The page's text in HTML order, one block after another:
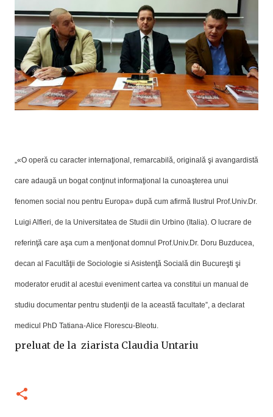
„«O operă cu caracter internaţional, remarcabilă, originală şi avangardistă
care adaugă un bogat conţinut informaţional la cunoaşterea unui
fenomen social nou pentru Europa» după cum afirmă Ilustrul Prof.Univ.Dr.
Luigi Alfieri, de la Universitatea de Studii din Urbino (Italia). O lucrare de
referinţă care aşa cum a menţionat domnul Prof.Univ.Dr. Doru Buzducea,
decan al Facultăţii de Sociologie si Asistenţă Socială din Bucureşti şi
moderator erudit al acestui eveniment cartea va constitui un manual de
studiu documentar pentru studenţii de la această facultate”, a declarat
medicul PhD Tatiana-Alice Florescu-Bleotu.
preluat de la ziarista Claudia Untariu